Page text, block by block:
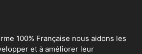
100% Française nous aidons les
et à améliorer leur